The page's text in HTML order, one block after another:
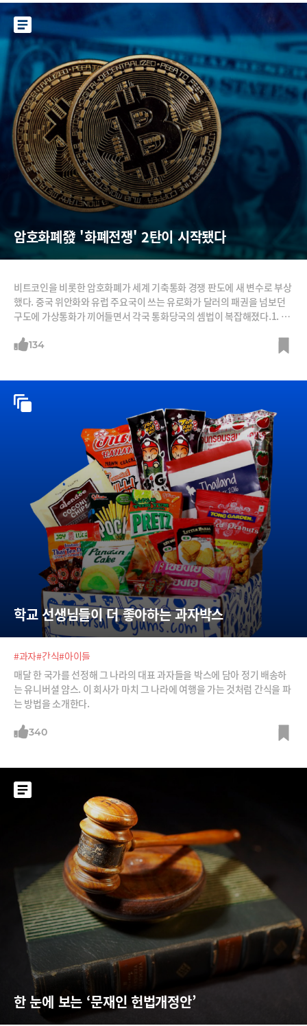
암호화폐發 '화폐전쟁' 2탄이 시작됐다
비트코인을 비롯한 암호화폐가 세계 기축통화 경쟁 판도에 새 변수로 부상
했다. 중국 위안화와 유럽 주요국이 쓰는 유로화가 달러의 패권을 넘보던
구도에 가상통화가 끼어들면서 각국 통화당국의 셈법이 복잡해졌다.1. 암
화 위상을 둘러싼 '화폐전쟁'은 패권을 쥐고 있던 달러와 이에 도전한 위안,
134
학교 선생님들이 더 좋아하는 과자박스
#과자#간식#아이들
매달 한 국가를 선정해 그 나라의 대표 과자들을 박스에 담아 정기 배송하
는 유니버셜 얌스. 이 회사가 마치 그 나라에 여행을 가는 것처럼 간식을 파
는 방법을 소개한다.
340
한 눈에 보는 ‘문재인 헌법개정안’